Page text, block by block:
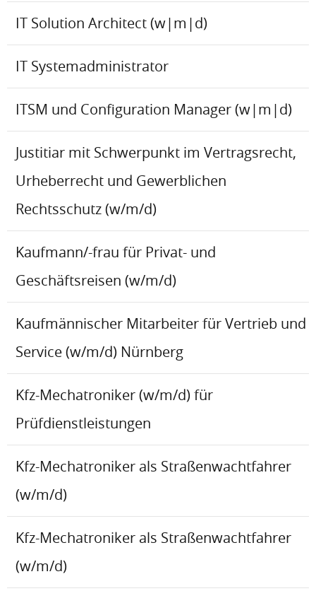
IT Solution Architect (w|m|d)
IT Systemadministrator
ITSM und Configuration Manager (w|m|d)
Justitiar mit Schwerpunkt im Vertragsrecht,
Urheberrecht und Gewerblichen
Rechtsschutz (w/m/d)
Kaufmann/-frau für Privat- und
Geschäftsreisen (w/m/d)
Kaufmännischer Mitarbeiter für Vertrieb und
Service (w/m/d) Nürnberg
Kfz-Mechatroniker (w/m/d) für
Prüfdienstleistungen
Kfz-Mechatroniker als Straßenwachtfahrer
(w/m/d)
Kfz-Mechatroniker als Straßenwachtfahrer
(w/m/d)